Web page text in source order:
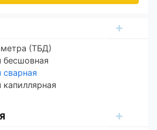
(ТБД)